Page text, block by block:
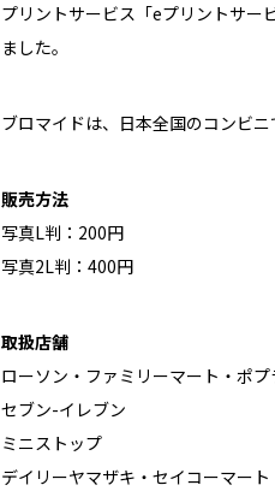
プリントサービス「eプリントサー
ました。
ブロマイドは、日本全国のコンビ
販売方法
写真L判：200円
写真2L判：400円
取扱店舗
ローソン・ファミリーマート・ポプ
セブン-イレブン
ミニストップ
デイリーヤマザキ・セイコーマート